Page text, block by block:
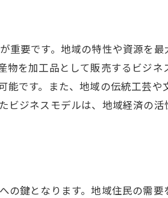
情報と秘訣
イント
要です。地域の特性や資源を
を加工品として販売するビジネ
です。また、地域の伝統工芸や
ジネスモデルは、地域経済の
鍵となります。地域住民の需